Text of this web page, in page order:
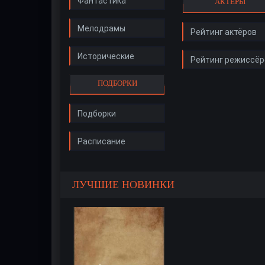
Мелодрамы
Исторические
ПОДБОРКИ
Подборки
Расписание
Рейтинг актёров
Рейтинг
ЛУЧШИЕ НОВИНКИ